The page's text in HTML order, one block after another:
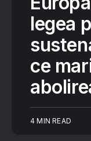
legea
ce
4 MIN READ